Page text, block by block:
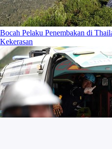
Bocah Pelaku Penembakan di
Kekerasan